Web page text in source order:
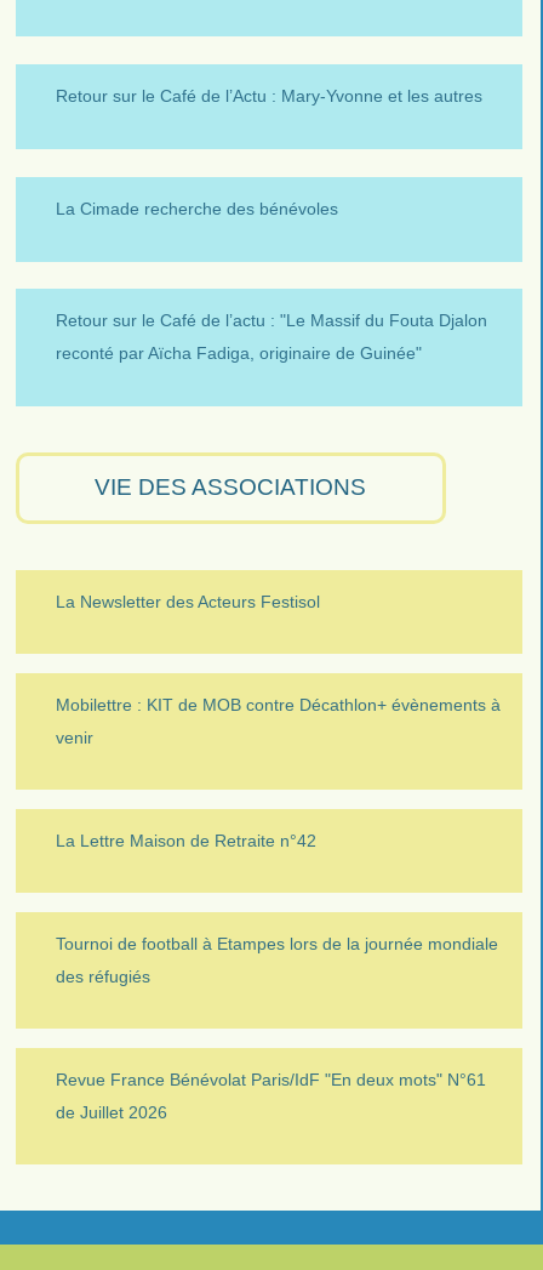
Retour sur le Café de l’Actu : Mary-Yvonne et les autres
La Cimade recherche des bénévoles
Retour sur le Café de l’actu : "Le Massif du Fouta Djalon
reconté par Aïcha Fadiga, originaire de Guinée"
VIE DES ASSOCIATIONS
La Newsletter des Acteurs Festisol
Mobilettre : KIT de MOB contre Décathlon+ évènements à
venir
La Lettre Maison de Retraite n°42
Tournoi de football à Etampes lors de la journée mondiale
des réfugiés
Revue France Bénévolat Paris/IdF "En deux mots" N°61
de Juillet 2026